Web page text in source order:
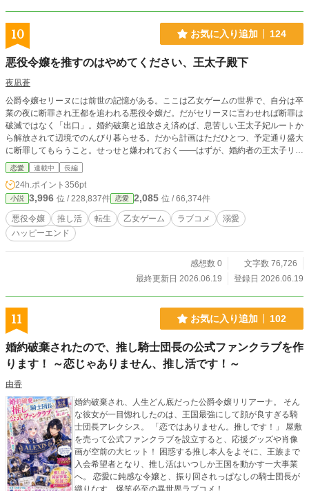
10 お気に入り追加 124
悪役令嬢を推すのはやめてください、王太子殿下
夜凪蒼
公爵令嬢セリーヌには前世の記憶がある。ここは乙女ゲームの世界で、自分は卒
業の夜に断罪され王都を追われる悪役令嬢だ。だがセリーヌに言わせれば断罪は
破滅ではなく「出口」。婚約破棄と追放さえ済めば、息苦しい王太子妃ルートか
ら解放されて辺境でのんびり暮らせる。だから計画はただひとつ、予定通り盛大
に断罪してもらうこと。せっせと嫌われておく——はずが、婚約者の王太子リオ
ネルは、なぜか彼女のガチ推しだった。塩対応すれば「尊い」と観察日記に書き
留め、悪事は勝手に美談へ変換する。推され度が上がるほど断罪は遠のいてい
く。断罪されたい令嬢と、推すのをやめない王太子の空回りラブコメ。※本作は
『カクヨム』『小説家になろう』にも掲載しています。
恋愛 連載中 長編
24h.ポイント 356pt
小説 3,996 位 / 228,837件 恋愛 2,085 位 / 66,374件
悪役令嬢 推し活 転生 乙女ゲーム ラブコメ
溺愛
ハッピーエンド
感想数 0
文字数 76,726
最終更新日 2026.06.19
登録日 2026.06.19
11 お気に入り追加 102
婚約破棄されたので、推し騎士団長の公式ファンクラブを作
ります！ ～恋じゃありません、推し活です！～
由香
婚約破棄され、人生どん底だった公爵令嬢リリアーナ。 そん
な彼女が一目惚れしたのは、王国最強にして顔が良すぎる騎
士団長アレクシス。 「恋ではありません。推しです！」 屋敷
を売って公式ファンクラブを設立すると、応援グッズや肖像
画が空前の大ヒット！ 困惑する推し本人をよそに、王族まで
入会希望者となり、推し活はいつしか王国を動かす一大事業
へ。 恋愛に鈍感な令嬢と、振り回されっぱなしの騎士団長が
織りなす、爆笑必至の異世界ラブコメ！